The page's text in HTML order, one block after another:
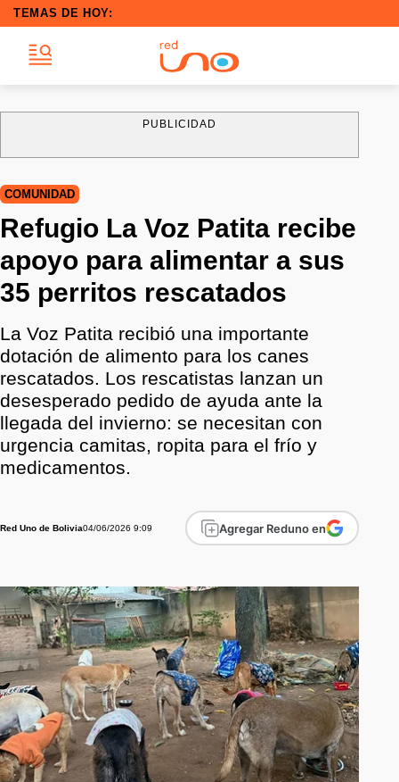
TEMAS DE HOY:
PUBLICIDAD
COMUNIDAD
Refugio La Voz Patita recibe
apoyo para alimentar a sus
35 perritos rescatados
La Voz Patita recibió una importante
dotación de alimento para los canes
rescatados. Los rescatistas lanzan un
desesperado pedido de ayuda ante la
llegada del invierno: se necesitan con
urgencia camitas, ropita para el frío y
medicamentos.
Red Uno de Bolivia04/06/2026 9:09 Agregar Reduno en